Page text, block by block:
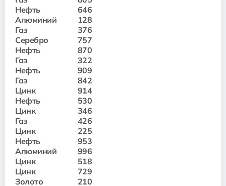
Нефть
646
Алюминий
128
Газ
376
Серебро
757
Нефть
870
Газ
322
Нефть
909
Газ
842
Цинк
914
Нефть
530
Цинк
346
Газ
426
Цинк
225
Нефть
953
Алюминий
996
Цинк
518
Цинк
729
Золото
210